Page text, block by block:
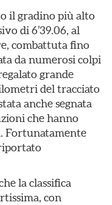
il gradino più alto
di 6’39.06, al
combattuta fino
da numerosi colpi
grande
del tracciato
anche segnata
che hanno
Fortunatamente
la classifica
con